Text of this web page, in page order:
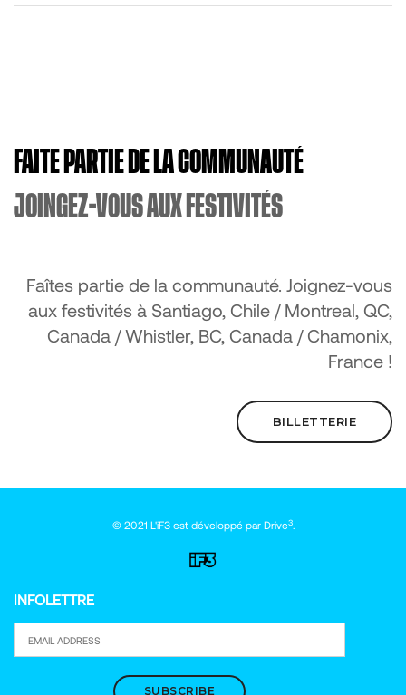
FAITE PARTIE DE LA COMMUNAUTÉ
JOINGEZ-VOUS AUX FESTIVITÉS
Faîtes partie de la communauté. Joignez-vous
aux festivités à Santiago, Chile / Montreal, QC,
Canada / Whistler, BC, Canada / Chamonix,
France !
BILLETTERIE
© 2021 L'iF3 est développé par Drive3.
INFOLETTRE